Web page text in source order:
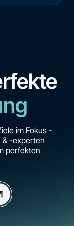
im Fokus -
& -experten
perfekten